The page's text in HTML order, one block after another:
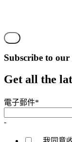
Subscribe to our
Get all the
電子郵件*
-